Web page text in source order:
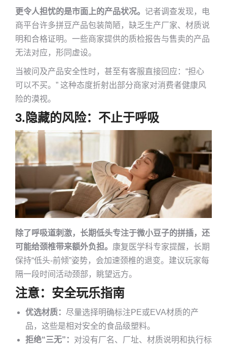
更令人担忧的是市面上的产品状况。 记者调查发现，电
商平台许多拼豆产品包装简陋，缺乏生产厂家、材质说
明和合格证明。一些商家提供的质检报告与售卖的产品
无法对应，形同虚设。
当被问及产品安全性时，甚至有客服直接回应：“担心
可以不买。” 这种态度折射出部分商家对消费者健康风
险的漠视。
3. 隐藏的风险：不止于呼吸
除了呼吸道刺激，长期低头专注于微小豆子的拼插，还
可能给颈椎带来额外负担。 康复医学科专家提醒，长期
保持“低头-前倾”姿势，会加速颈椎的退变。建议玩家每
隔一段时间活动颈部，眺望远方。
注意： 安全玩乐指南
优选材质： 尽量选择明确标注PE或EVA材质的产
品，这些是相对安全的食品级塑料。
拒绝“三无”： 对没有厂名、厂址、材质说明和执行标